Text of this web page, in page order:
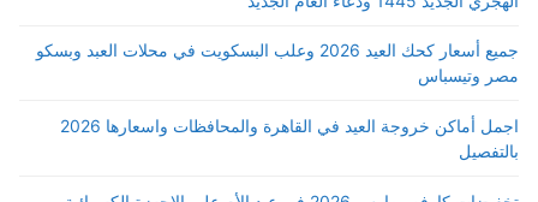
جميع أسعار كحك العيد 2026 وعلب البسكويت في محلات العبد وبسكو
مصر وتيسباس
اجمل أماكن خروجة العيد في القاهرة والمحافظات واسعارها 2026
بالتفصيل